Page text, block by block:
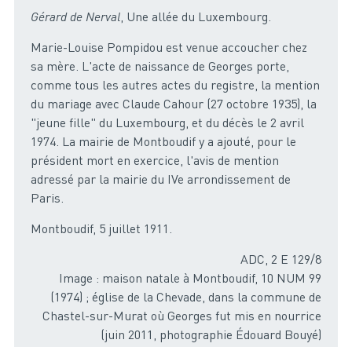
Gérard de Nerval, Une allée du Luxembourg.
Marie-Louise Pompidou est venue accoucher chez
sa mère. L'acte de naissance de Georges porte,
comme tous les autres actes du registre, la mention
du mariage avec Claude Cahour (27 octobre 1935), la
"jeune fille" du Luxembourg, et du décès le 2 avril
1974. La mairie de Montboudif y a ajouté, pour le
président mort en exercice, l'avis de mention
adressé par la mairie du IVe arrondissement de
Paris.
Montboudif, 5 juillet 1911.
ADC, 2 E 129/8
Image : maison natale à Montboudif, 10 NUM 99
(1974) ; église de la Chevade, dans la commune de
Chastel-sur-Murat où Georges fut mis en nourrice
(juin 2011, photographie Édouard Bouyé)